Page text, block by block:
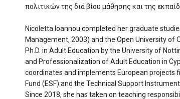
πολιτικών της διά βίου μάθησης και της
Nicoletta Ioannou completed her graduate
Management, 2003) and the Open University of
Ph.D. in Adult Education by the University of
and Professionalization of Adult Education in
coordinates and implements European projects
Fund (ESF) and the Technical Support
Since 2018, she has taken on teaching